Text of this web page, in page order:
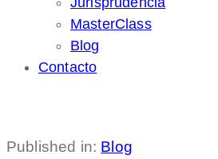
MasterClass
Blog
Contacto
Published in: Blog